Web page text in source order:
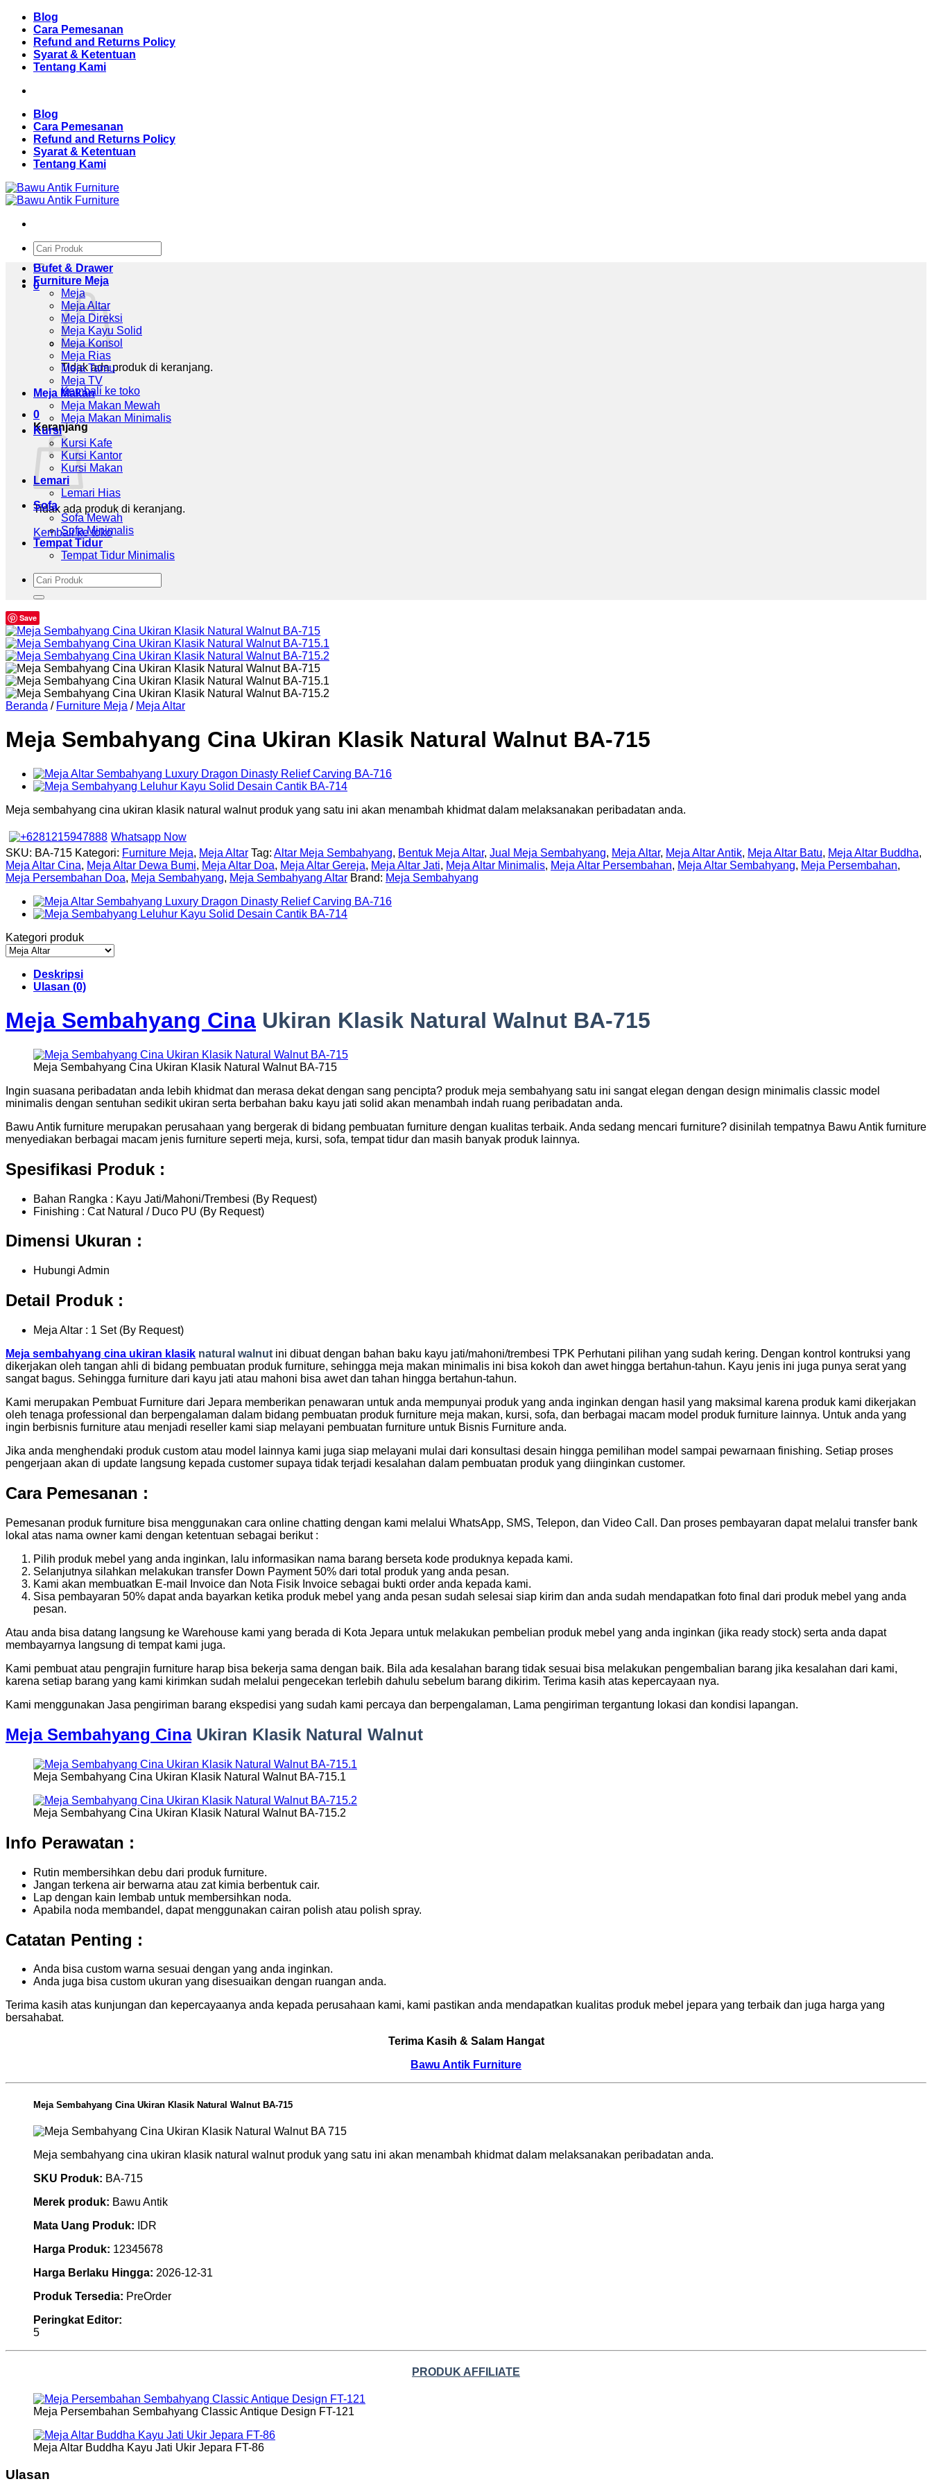
Skip
content
Blog
Cara Pemesanan
Refund and Returns Policy
Syarat & Ketentuan
Tentang Kami
Blog
Cara Pemesanan
Refund and Returns Policy
Syarat & Ketentuan
Tentang Kami
Pencarian
untuk:
0
Tidak ada produk di keranjang.
Kembali ke toko
0
Keranjang
Tidak ada produk di keranjang.
Kembali ke toko
Bufet & Drawer
Furniture Meja
Meja
Meja Altar
Meja Direksi
Meja Kayu Solid
Meja Konsol
Meja Rias
Meja Tamu
Meja TV
Meja Makan
Meja Makan Mewah
Meja Makan Minimalis
Kursi
Kursi Kafe
Kursi Kantor
Kursi Makan
Lemari
Lemari Hias
Sofa
Sofa Mewah
Sofa Minimalis
Tempat Tidur
Tempat Tidur Minimalis
Pencarian
untuk:
Save
Beranda / Furniture Meja / Meja Altar
Meja Sembahyang Cina Ukiran Klasik Natural Walnut BA-715
Meja sembahyang cina ukiran klasik natural walnut produk yang satu ini akan menambah khidmat dalam melaksanakan peribadatan anda.
Whatsapp Now
SKU: BA-715 Kategori: Furniture Meja, Meja Altar Tag: Altar Meja Sembahyang, Bentuk Meja Altar, Jual Meja Sembahyang, Meja Altar, Meja Altar Antik, Meja Altar Batu, Meja Altar Buddha,
Meja Altar Cina, Meja Altar Dewa Bumi, Meja Altar Doa, Meja Altar Gereja, Meja Altar Jati, Meja Altar Minimalis, Meja Altar Persembahan, Meja Altar Sembahyang, Meja Persembahan,
Meja Persembahan Doa, Meja Sembahyang, Meja Sembahyang Altar Brand: Meja Sembahyang
Kategori produk
Deskripsi
Ulasan (0)
Meja Sembahyang Cina Ukiran Klasik Natural Walnut BA-715
Meja Sembahyang Cina Ukiran Klasik Natural Walnut BA-715
Ingin suasana peribadatan anda lebih khidmat dan merasa dekat dengan sang pencipta? produk meja sembahyang satu ini sangat elegan dengan design minimalis classic model
minimalis dengan sentuhan sedikit ukiran serta berbahan baku kayu jati solid akan menambah indah ruang peribadatan anda.
Bawu Antik furniture merupakan perusahaan yang bergerak di bidang pembuatan furniture dengan kualitas terbaik. Anda sedang mencari furniture? disinilah tempatnya Bawu Antik furniture
menyediakan berbagai macam jenis furniture seperti meja, kursi, sofa, tempat tidur dan masih banyak produk lainnya.
Spesifikasi Produk :
Bahan Rangka : Kayu Jati/Mahoni/Trembesi (By Request)
Finishing : Cat Natural / Duco PU (By Request)
Dimensi Ukuran :
Hubungi Admin
Detail Produk :
Meja Altar : 1 Set (By Request)
Meja sembahyang cina ukiran klasik natural walnut ini dibuat dengan bahan baku kayu jati/mahoni/trembesi TPK Perhutani pilihan yang sudah kering. Dengan kontrol kontruksi yang
dikerjakan oleh tangan ahli di bidang pembuatan produk furniture, sehingga meja makan minimalis ini bisa kokoh dan awet hingga bertahun-tahun. Kayu jenis ini juga punya serat yang
sangat bagus. Sehingga furniture dari kayu jati atau mahoni bisa awet dan tahan hingga bertahun-tahun.
Kami merupakan Pembuat Furniture dari Jepara memberikan penawaran untuk anda mempunyai produk yang anda inginkan dengan hasil yang maksimal karena produk kami dikerjakan
oleh tenaga professional dan berpengalaman dalam bidang pembuatan produk furniture meja makan, kursi, sofa, dan berbagai macam model produk furniture lainnya. Untuk anda yang
ingin berbisnis furniture atau menjadi reseller kami siap melayani pembuatan furniture untuk Bisnis Furniture anda.
Jika anda menghendaki produk custom atau model lainnya kami juga siap melayani mulai dari konsultasi desain hingga pemilihan model sampai pewarnaan finishing. Setiap proses
pengerjaan akan di update langsung kepada customer supaya tidak terjadi kesalahan dalam pembuatan produk yang diinginkan customer.
Cara Pemesanan :
Pemesanan produk furniture bisa menggunakan cara online chatting dengan kami melalui WhatsApp, SMS, Telepon, dan Video Call. Dan proses pembayaran dapat melalui transfer bank
lokal atas nama owner kami dengan ketentuan sebagai berikut :
Pilih produk mebel yang anda inginkan, lalu informasikan nama barang berseta kode produknya kepada kami.
Selanjutnya silahkan melakukan transfer Down Payment 50% dari total produk yang anda pesan.
Kami akan membuatkan E-mail Invoice dan Nota Fisik Invoice sebagai bukti order anda kepada kami.
Sisa pembayaran 50% dapat anda bayarkan ketika produk mebel yang anda pesan sudah selesai siap kirim dan anda sudah mendapatkan foto final dari produk mebel yang anda
pesan.
Atau anda bisa datang langsung ke Warehouse kami yang berada di Kota Jepara untuk melakukan pembelian produk mebel yang anda inginkan (jika ready stock) serta anda dapat
membayarnya langsung di tempat kami juga.
Kami pembuat atau pengrajin furniture harap bisa bekerja sama dengan baik. Bila ada kesalahan barang tidak sesuai bisa melakukan pengembalian barang jika kesalahan dari kami,
karena setiap barang yang kami kirimkan sudah melalui pengecekan terlebih dahulu sebelum barang dikirim. Terima kasih atas kepercayaan nya.
Kami menggunakan Jasa pengiriman barang ekspedisi yang sudah kami percaya dan berpengalaman, Lama pengiriman tergantung lokasi dan kondisi lapangan.
Meja Sembahyang CinaUkiran Klasik Natural Walnut
Meja Sembahyang Cina Ukiran Klasik Natural Walnut BA-715.1
Meja Sembahyang Cina Ukiran Klasik Natural Walnut BA-715.2
Info Perawatan :
Rutin membersihkan debu dari produk furniture.
Jangan terkena air berwarna atau zat kimia berbentuk cair.
Lap dengan kain lembab untuk membersihkan noda.
Apabila noda membandel, dapat menggunakan cairan polish atau polish spray.
Catatan Penting :
Anda bisa custom warna sesuai dengan yang anda inginkan.
Anda juga bisa custom ukuran yang disesuaikan dengan ruangan anda.
Terima kasih atas kunjungan dan kepercayaanya anda kepada perusahaan kami, kami pastikan anda mendapatkan kualitas produk mebel jepara yang terbaik dan juga harga yang
bersahabat.
Terima Kasih & Salam Hangat
Bawu Antik Furniture
Meja Sembahyang Cina Ukiran Klasik Natural Walnut BA-715
Meja sembahyang cina ukiran klasik natural walnut produk yang satu ini akan menambah khidmat dalam melaksanakan peribadatan anda.
SKU Produk: BA-715
Merek produk: Bawu Antik
Mata Uang Produk:
IDR
Harga Produk: 12345678
Harga Berlaku Hingga: 2026-12-31
Produk Tersedia: PreOrder
Peringkat Editor:
5
PRODUK AFFILIATE
Meja Persembahan Sembahyang Classic Antique Design FT-121
Meja Altar Buddha Kayu Jati Ukir Jepara FT-86
Ulasan